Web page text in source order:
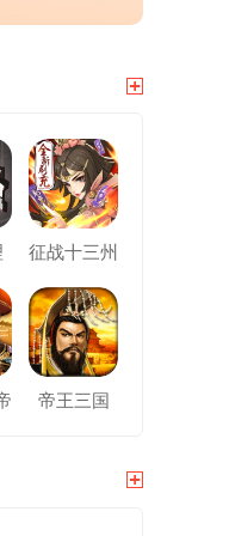
征战十三州
帝王三国